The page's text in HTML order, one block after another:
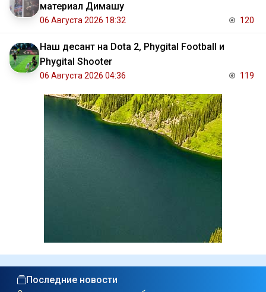
материал Димашу
06 Августа 2026 18:32 120
Наш десант на Dota 2, Phygital Football и
Phygital Shooter
06 Августа 2026 04:36 119
Последние новости